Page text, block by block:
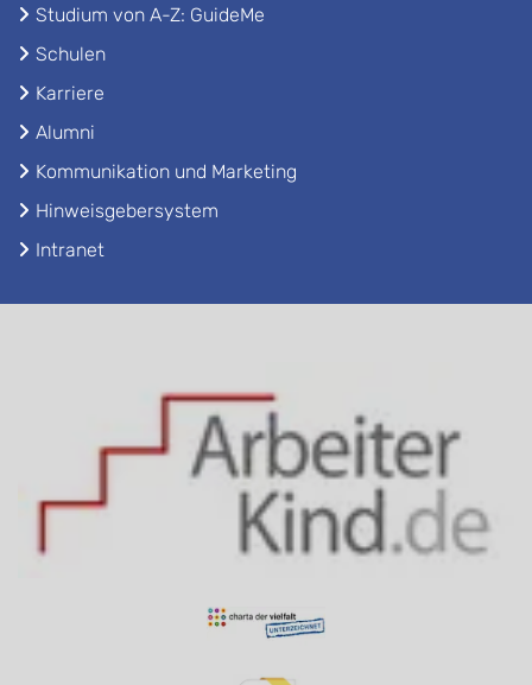
Studium von A-Z: GuideMe
Schulen
Karriere
Alumni
Kommunikation und Marketing
Hinweisgebersystem
Intranet